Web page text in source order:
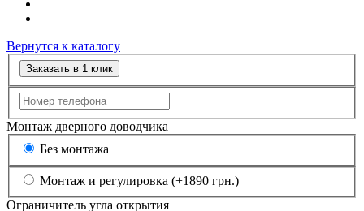
Вернутся к каталогу
Заказать в 1 клик
Монтаж дверного доводчика
Без монтажа
Монтаж и регулировка (+1890 грн.)
Ограничитель угла открытия